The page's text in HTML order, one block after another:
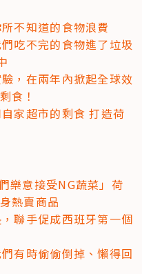
不知道的食物浪費
吃不完的食物進了垃圾
，在兩年內掀起全球效
食！
家超市的剩食 打造荷
樂意接受NG蔬菜」荷
熱賣商品
聯手促成西班牙第一個
有時偷偷倒掉、懶得回